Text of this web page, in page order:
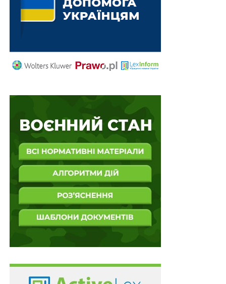
Ветерани сплачуватимуть знижені збори за
охорону прав на об'єкти інтелектуальної
Дозвіл на використання приміщень для обігу
наркотичних засобів можуть отримати ФОПи
спеціального фонду
3,83 трлн грн було витрачено на безпеку і
оборону у 2025 році
ПОВ'ЯЗАНІ ТЕМИ: FEATURED LEX
ВІЙСЬКОВИЙ ЗБІР
ЗСУ
МІНЕКОНОМІКИ МІНФІН ПОДАТКОВИЙ КОДЕКС
695 гектара Чорнобильського заповідника
передано прикордонникам
НЕ ПРОПУСТІТЬ
Умови міжнародних автобусних пасажирських
перевезень гармонізують з європейськими